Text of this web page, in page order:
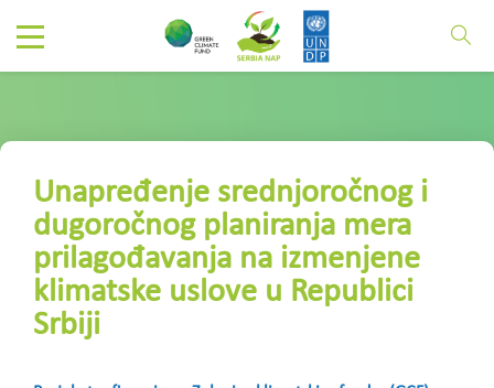
Unapređenje srednjoročnog i
dugoročnog planiranja mera
prilagođavanja na izmenjene
klimatske uslove u Republici
Srbiji